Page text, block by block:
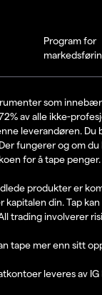
Program for
som
av alle ikke-
leverandøren.
fungerer og om du
for å tape penger.
produkter er
kapitalen din. Tap
trading involverer
tape mer enn sitt
leveres av IG